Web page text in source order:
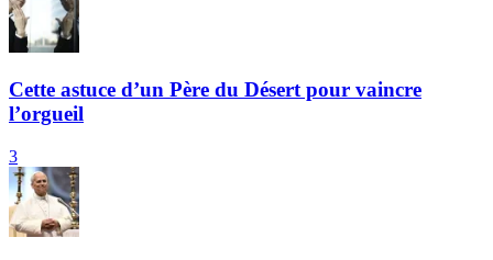
Cette astuce d’un Père du Désert pour vaincre
l’orgueil
3